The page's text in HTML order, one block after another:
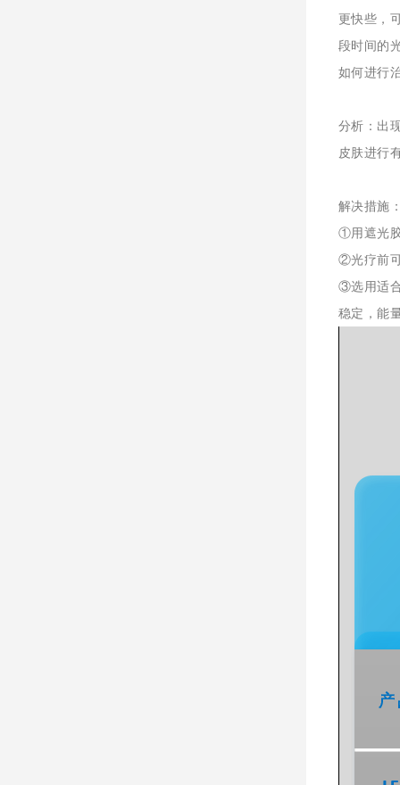
更快些，
段时间的
如何进行
分析：出
皮肤进行
解决措施
①用遮光
②光疗前
③选用适
稳定，能